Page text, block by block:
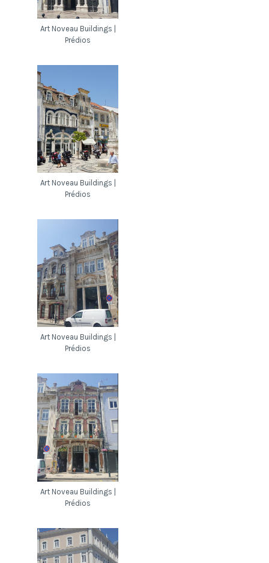
Art Noveau Buildings |
Prédios
Art Noveau Buildings |
Prédios
Art Noveau Buildings |
Prédios
Art Noveau Buildings |
Prédios